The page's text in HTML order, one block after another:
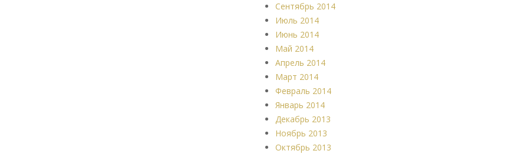
Сентябрь 2014
Июль 2014
Июнь 2014
Май 2014
Апрель 2014
Март 2014
Февраль 2014
Январь 2014
Декабрь 2013
Ноябрь 2013
Октябрь 2013